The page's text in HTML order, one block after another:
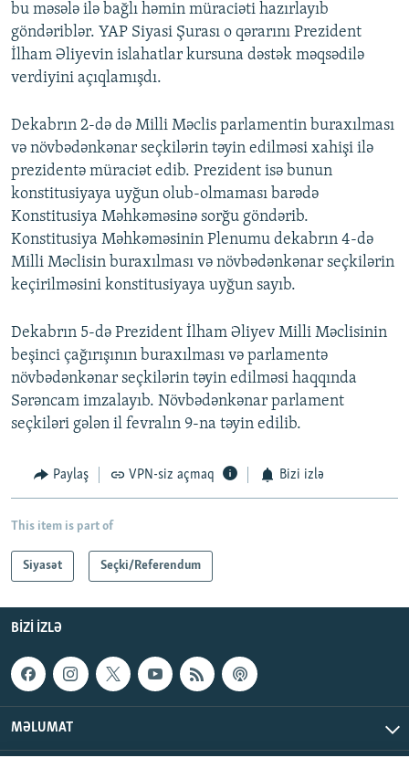
bu məsələ ilə bağlı həmin müraciəti hazırlayıb
göndəriblər. YAP Siyasi Şurası o qərarını Prezident
İlham Əliyevin islahatlar kursuna dəstək məqsədilə
verdiyini açıqlamışdı.
Dekabrın 2-də də Milli Məclis parlamentin buraxılması
və növbədənkənar seçkilərin təyin edilməsi xahişi ilə
prezidentə müraciət edib. Prezident isə bunun
konstitusiyaya uyğun olub-olmaması barədə
Konstitusiya Məhkəməsinə sorğu göndərib.
Konstitusiya Məhkəməsinin Plenumu dekabrın 4-də
Milli Məclisin buraxılması və növbədənkənar seçkilərin
keçirilməsini konstitusiyaya uyğun sayıb.
Dekabrın 5-də Prezident İlham Əliyev Milli Məclisinin
beşinci çağırışının buraxılması və parlamentə
növbədənkənar seçkilərin təyin edilməsi haqqında
Sərəncam imzalayıb. Növbədənkənar parlament
seçkiləri gələn il fevralın 9-na təyin edilib.
Paylaş VPN-siz açmaq Bizi izlə
This item is part of
Siyasət Seçki/Referendum
BIZI IZLƏ
MƏLUMAT